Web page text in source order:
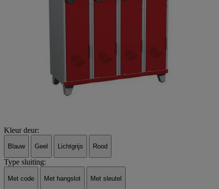
Kleur deur:
Blauw Geel Lichtgrijs Rood
Type sluiting:
Met code Met hangslot Met sleutel